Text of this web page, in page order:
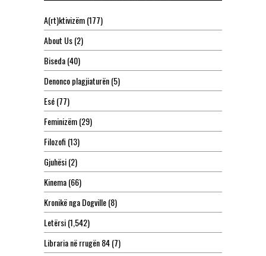
A(rt)ktivizëm(177)
About Us(2)
Biseda(40)
Denonco plagjiaturën(5)
Esé(77)
Feminizëm(29)
Filozofi (13)
Gjuhësi(2)
Kinema(66)
Kronikë nga Dogville(8)
Letërsi(1,542)
Libraria në rrugën 84(7)